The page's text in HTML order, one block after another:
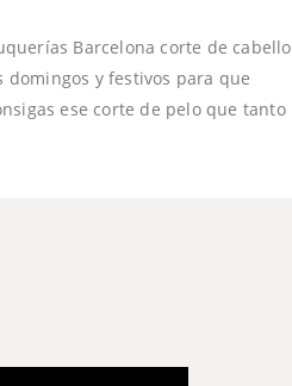
Barcelona corte de cabello
y festivos para que
ese corte de pelo que tanto